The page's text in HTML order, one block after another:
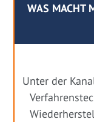
WAS MACHT
Unter der